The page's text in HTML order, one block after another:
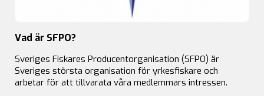
Vad är SFPO?
Sveriges Fiskares Producentorganisation (SFPO) är
Sveriges största organisation för yrkesfiskare och
arbetar för att tillvarata våra medlemmars intressen.